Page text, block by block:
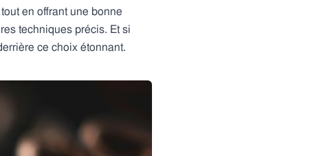
en offrant une bonne
techniques précis. Et si
ce choix étonnant.